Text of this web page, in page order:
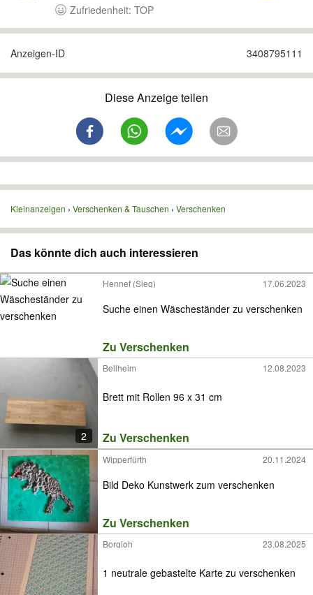
Zufriedenheit: TOP
Anzeigen-ID 3408795111
Diese Anzeige teilen
Kleinanzeigen Verschenken & Tauschen Verschenken
Das könnte dich auch interessieren
Hennef (Sieg) 17.06.2023
Suche einen Wäscheständer zu verschenken
Zu Verschenken
2
Bellheim 12.08.2023
Brett mit Rollen 96 x 31 cm
Zu Verschenken
Wipperfürth 20.11.2024
Bild Deko Kunstwerk zum verschenken
Zu Verschenken
Borgloh 23.08.2025
1 neutrale gebastelte Karte zu verschenken